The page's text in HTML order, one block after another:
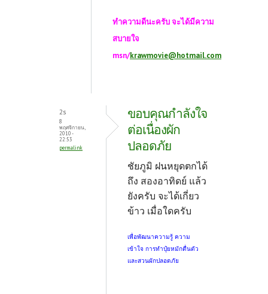
ทำความดีนะครับ จะได้มีความ
สบายใจ
msn/krawmovie@hotmail.com
2s
8
พฤศจิกายน,
2010 -
22:53
permalink
ขอบคุณกำลังใจ
ต่อเนื่องผัก
ปลอดภัย
ชัยภูมิ ฝนหยุดตกได้
ถึง สองอาทิดย์ แล้ว
ยังครับ จะได้เกี่ยว
ข้าว เมื่อใดครับ
เพื่อพัฒนาความรู้ ความ
เข้าใจ การทำปุ๋ยหมักตื่นตัว
และสวนผักปลอดภัย